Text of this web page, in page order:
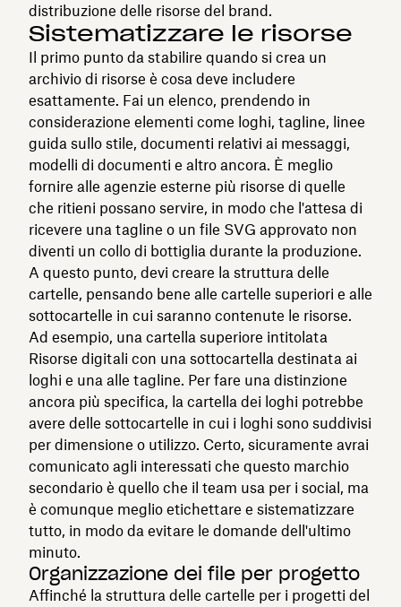
distribuzione delle risorse del brand.
Sistematizzare le risorse
Il primo punto da stabilire quando si crea un
archivio di risorse è cosa deve includere
esattamente. Fai un elenco, prendendo in
considerazione elementi come loghi, tagline, linee
guida sullo stile, documenti relativi ai messaggi,
modelli di documenti e altro ancora. È meglio
fornire alle agenzie esterne più risorse di quelle
che ritieni possano servire, in modo che l'attesa di
ricevere una tagline o un file SVG approvato non
diventi un collo di bottiglia durante la produzione.
A questo punto, devi creare la struttura delle
cartelle, pensando bene alle cartelle superiori e alle
sottocartelle in cui saranno contenute le risorse.
Ad esempio, una cartella superiore intitolata
Risorse digitali con una sottocartella destinata ai
loghi e una alle tagline. Per fare una distinzione
ancora più specifica, la cartella dei loghi potrebbe
avere delle sottocartelle in cui i loghi sono suddivisi
per dimensione o utilizzo. Certo, sicuramente avrai
comunicato agli interessati che questo marchio
secondario è quello che il team usa per i social, ma
è comunque meglio etichettare e sistematizzare
tutto, in modo da evitare le domande dell'ultimo
minuto.
Organizzazione dei file per progetto
Affinché la struttura delle cartelle per i progetti del